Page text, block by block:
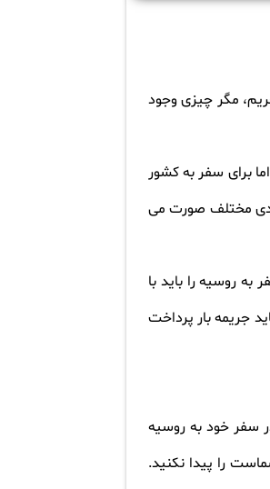
مگر چیزی وجود
برای سفر به کشور
مختلف صورت می
روسیه را باید با
بار بیشتر از این مقدار، باید جریمه بار پرداخت
سفر خود به روسیه
را پیدا نکنید.